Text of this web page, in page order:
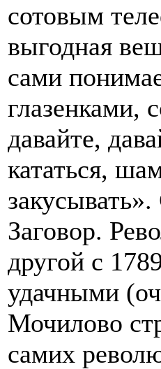
сотовым
выгодная
сами
глазенками,
давайте,
кататься,
Заговор.
другой с
удачными
Мочилово
самих